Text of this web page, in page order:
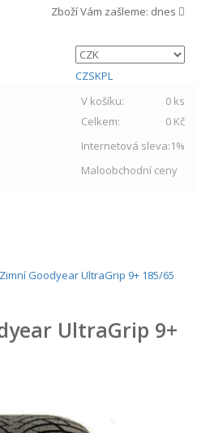
Zboží Vám zašleme: dnes
CZSKPL
V košíku:
0 ks
Celkem:
0 Kč
Internetová sleva:1%
Maloobchodní ceny
ZimníGoodyearUltraGrip 9+ 185/65
UltraGrip 9+